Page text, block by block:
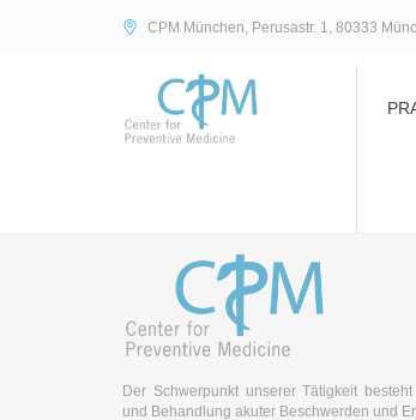
CPM München, Perusastr. 1, 80333
Der Schwerpunkt unserer Tätigkeit
und Behandlung akuter Beschwerden und